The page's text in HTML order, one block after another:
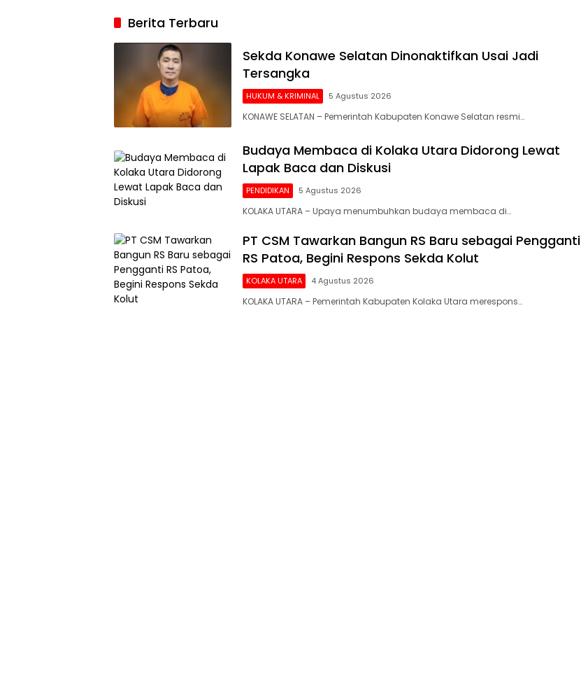
Berita Terbaru
Sekda Konawe Selatan Dinonaktifkan Usai Jadi
Tersangka
HUKUM & KRIMINAL 5 Agustus 2026
KONAWE SELATAN – Pemerintah Kabupaten Konawe Selatan resmi…
Budaya Membaca di Kolaka Utara Didorong Lewat
Lapak Baca dan Diskusi
PENDIDIKAN 5 Agustus 2026
KOLAKA UTARA – Upaya menumbuhkan budaya membaca di…
PT CSM Tawarkan Bangun RS Baru sebagai Pengganti
RS Patoa, Begini Respons Sekda Kolut
KOLAKA UTARA 4 Agustus 2026
KOLAKA UTARA – Pemerintah Kabupaten Kolaka Utara merespons…